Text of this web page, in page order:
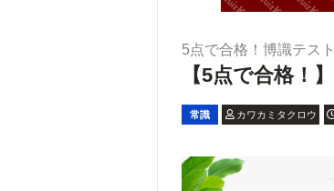
5点で合格！博識テスト
【5点で合格
常識 カワカミタクロウ